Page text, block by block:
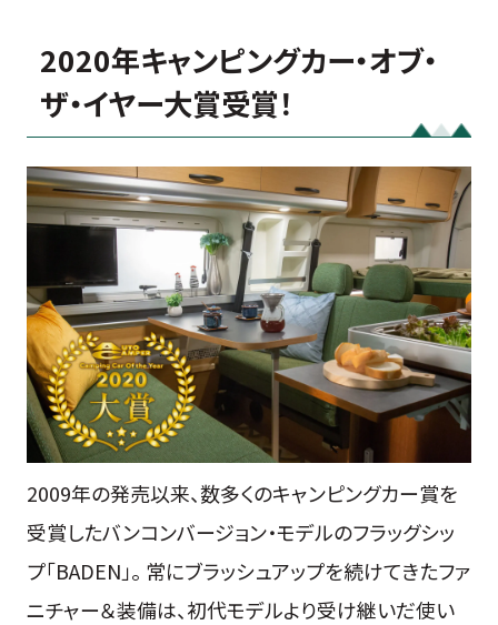
2020年キャンピングカー・オブ・
ザ・イヤー大賞受賞！
2009年の発売以来、数多くのキャンピングカー賞を
受賞したバンコンバージョン・モデルのフラッグシッ
プ「BADEN」。 常にブラッシュアップを続けてきたファ
ニチャー＆装備は、初代モデルより受け継いだ使い